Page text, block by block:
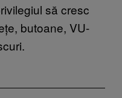
să cresc
butoane, VU-